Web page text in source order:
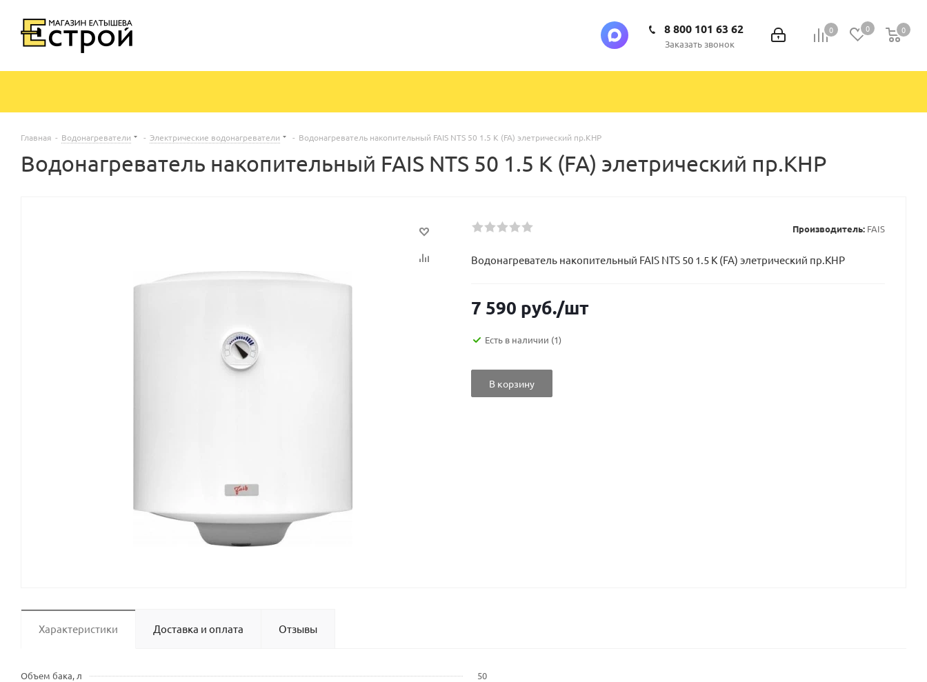
0 0 0
0
8 800 101 63 62
Заказать звонок
Главная - Водонагреватели - Электрические водонагреватели - Водонагреватель накопительный FAIS NTS 50 1.5 K (FA) элетрический пр.КНР
Водонагреватель накопительный FAIS NTS 50 1.5 K (FA) элетрический пр.КНР
Производитель: FAIS
Водонагреватель накопительный FAIS NTS 50 1.5 K (FA) элетрический пр.КНР
7 590 руб./шт
Есть в наличии (1)
В корзину
Характеристики Доставка и оплата Отзывы
Объем бака, л
50